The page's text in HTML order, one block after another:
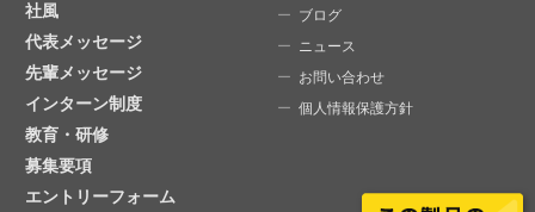
社風
代表メッセージ
先輩メッセージ
インターン制度
教育・研修
募集要項
エントリーフォーム
ブログ
ニュース
お問い合わせ
個人情報保護方針